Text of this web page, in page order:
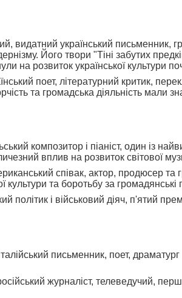
видатний український письменник,
Його твори "Тіні забутих
на розвиток української культури
поет, літературний критик,
та громадська діяльність мали
композитор і піаніст, один із
вплив на розвиток світової
співак, актор, продюсер та
культури та боротьбу за
політик і військовий діяч, п'ятий
письменник, поет, драматург
журналіст, телеведучий,